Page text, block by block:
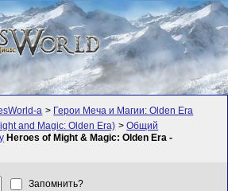
а > Герои Меча и Магии: Olden Era
and Magic: Olden Era) >Общий
Heroes of Might & Magic: Olden Era -
Запомнить?